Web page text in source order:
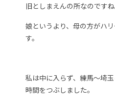
旧としまえんの所なのですね
娘というより、母の方がハ
す。
私は中に入らず、練馬～埼玉
時間をつぶしました。